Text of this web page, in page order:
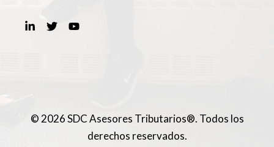
© 2026 SDC Asesores Tributarios®. Todos los
derechos reservados.